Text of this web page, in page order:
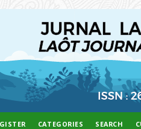
CATEGORIES SEARCH